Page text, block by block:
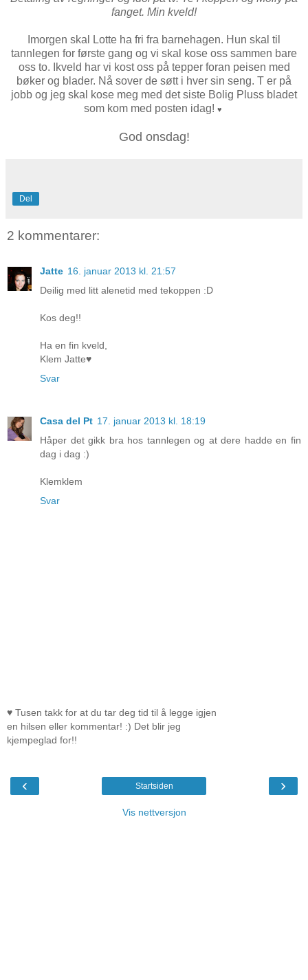
fanget. Min kveld!
Imorgen skal Lotte ha fri fra barnehagen. Hun skal til
tannlegen for første gang og vi skal kose oss sammen bare
oss to. Ikveld har vi kost oss på tepper foran peisen med
bøker og blader. Nå sover de søtt i hver sin seng. T er på
jobb og jeg skal kose meg med det siste Bolig Pluss bladet
som kom med posten idag!♥
God onsdag!
Del
2 kommentarer:
Jatte 16. januar 2013 kl. 21:57
Deilig med litt alenetid med tekoppen :D
Kos deg!!
Ha en fin kveld,
Klem Jatte♥
Svar
Casa del Pt 17. januar 2013 kl. 18:19
Håper det gikk bra hos tannlegen og at dere hadde en fin
dag i dag :)
Klemklem
Svar
♥ Tusen takk for at du tar deg tid til å legge igjen
en hilsen eller kommentar! :) Det blir jeg
kjempeglad for!!
‹ ›
Startsiden
Vis nettversjon